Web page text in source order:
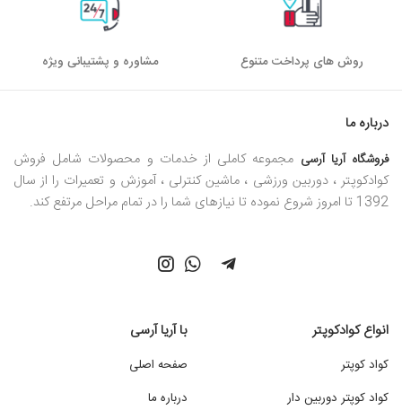
روش های پرداخت متنوع مشاوره و پشتیبانی ویژه
درباره ما
فروشگاه آریا آرسی مجموعه کاملی از خدمات و محصولات شامل فروش
کوادکوپتر ، دوربین ورزشی ، ماشین کنترلی ، آموزش و تعمیرات را از سال
1392 تا امروز شروع نموده تا نیازهای شما را در تمام مراحل مرتفع کند.
انواع کوادکوپتر
کواد کوپتر
کواد کوپتر دوربین دار
با آریا آرسی
صفحه اصلی
درباره ما